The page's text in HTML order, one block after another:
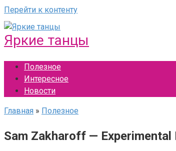
Перейти к контенту
Яркие танцы
Полезное
Интересное
Новости
Главная » Полезное
Sam Zakharoff —